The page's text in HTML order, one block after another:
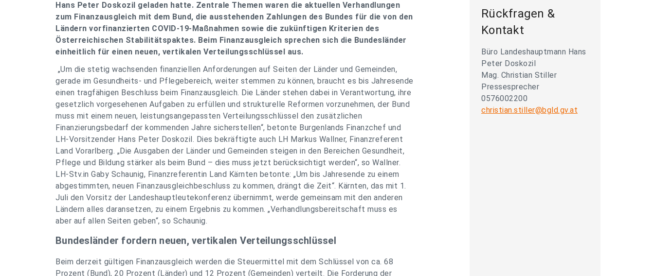
Hans Peter Doskozil geladen hatte. Zentrale Themen waren die aktuellen Verhandlungen
zum Finanzausgleich mit dem Bund, die ausstehenden Zahlungen des Bundes für die von den
Ländern vorfinanzierten COVID-19-Maßnahmen sowie die zukünftigen Kriterien des
Österreichischen Stabilitätspaktes. Beim Finanzausgleich sprechen sich die Bundesländer
einheitlich für einen neuen, vertikalen Verteilungsschlüssel aus.
„Um die stetig wachsenden finanziellen Anforderungen auf Seiten der Länder und Gemeinden,
gerade im Gesundheits- und Pflegebereich, weiter stemmen zu können, braucht es bis Jahresende
einen tragfähigen Beschluss beim Finanzausgleich. Die Länder stehen dabei in Verantwortung, ihre
gesetzlich vorgesehenen Aufgaben zu erfüllen und strukturelle Reformen vorzunehmen, der Bund
muss mit einem neuen, leistungsangepassten Verteilungsschlüssel den zusätzlichen
Finanzierungsbedarf der kommenden Jahre sicherstellen“, betonte Burgenlands Finanzchef und
LH-Vorsitzender Hans Peter Doskozil. Dies bekräftigte auch LH Markus Wallner, Finanzreferent
Land Vorarlberg. „Die Ausgaben der Länder und Gemeinden steigen in den Bereichen Gesundheit,
Pflege und Bildung stärker als beim Bund – dies muss jetzt berücksichtigt werden“, so Wallner.
LH-Stv.in Gaby Schaunig, Finanzreferentin Land Kärnten betonte: „Um bis Jahresende zu einem
abgestimmten, neuen Finanzausgleichbeschluss zu kommen, drängt die Zeit“. Kärnten, das mit 1.
Juli den Vorsitz der Landeshauptleutekonferenz übernimmt, werde gemeinsam mit den anderen
Ländern alles daransetzen, zu einem Ergebnis zu kommen. „Verhandlungsbereitschaft muss es
aber auf allen Seiten geben“, so Schaunig.
Bundesländer fordern neuen, vertikalen Verteilungsschlüssel
Beim derzeit gültigen Finanzausgleich werden die Steuermittel mit dem Schlüssel von ca. 68
Prozent (Bund), 20 Prozent (Länder) und 12 Prozent (Gemeinden) verteilt. Die Forderung der
Rückfragen &
Kontakt
Büro Landeshauptmann Hans
Peter Doskozil
Mag. Christian Stiller
Pressesprecher
0576002200
christian.stiller@bgld.gv.at